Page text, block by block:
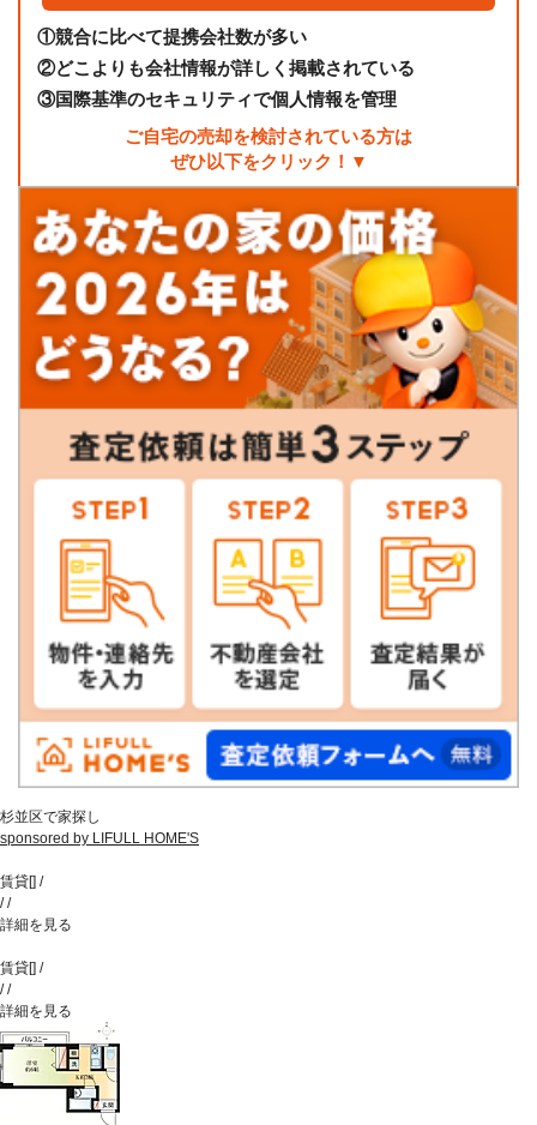
①競合に比べて提携会社数が多い
②どこよりも会社情報が詳しく掲載されている
③国際基準のセキュリティで個人情報を管理
ご自宅の売却を検討されている方は
ぜひ以下をクリック！▼
杉並区で家探し
sponsored by LIFULL HOME'S
賃貸[] /
//
詳細を見る
賃貸[] /
//
詳細を見る